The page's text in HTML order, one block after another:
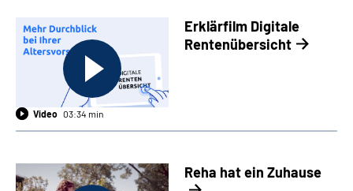
Erklärfilm Digitale
Rentenübersicht
Video 03:34 min
Reha hat ein Zuhause